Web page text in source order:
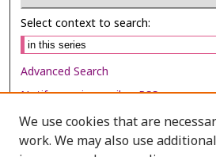
Select context to search:
Advanced Search
Notify me via email orRSS
Browse
We use cookies that are
work. We may also use